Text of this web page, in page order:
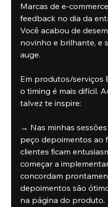
Marcas de e-
feedback no dia da
Você acabou de
novinho e brilhante, e
auge.
Em produtos/serviços
o timing é mais difícil.
talvez te inspire:
→ Nas minhas
peço depoimentos ao
clientes ficam
começar a
concordam
depoimentos são
na página do produto.